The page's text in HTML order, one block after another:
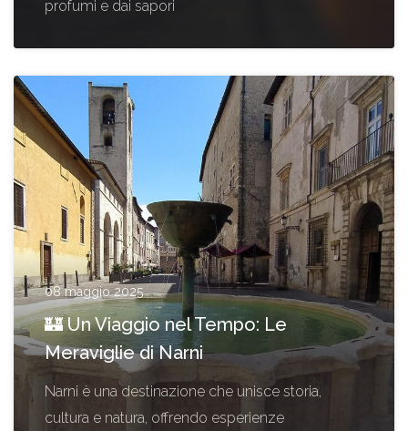
profumi e dai sapori
08 maggio 2025
🏰 Un Viaggio nel Tempo: Le
Meraviglie di Narni
Narni è una destinazione che unisce storia,
cultura e natura, offrendo esperienze